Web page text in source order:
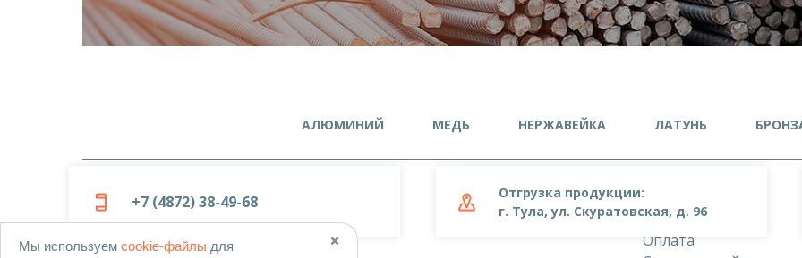
+7 (4872) 38-49-68
Отгрузка продукции:
г. Тула, ул. Скуратовская, д. 96
АЛЮМИНИЙ МЕДЬ НЕРЖАВЕЙКА ЛАТУНЬ
О компании
Доставка
Оплата
✖️
Мы используем cookie-файлы для